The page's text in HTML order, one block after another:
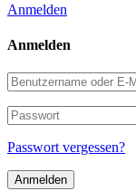
Anmelden
Anmelden
Benutzername
oder
E-
Mail-
Adresse
Passwort
Passwort vergessen?